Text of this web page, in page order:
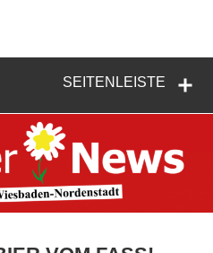
News –
Frische Infos
rund um
Wiesbaden-
Nordenstadt
SEITENLEISTE